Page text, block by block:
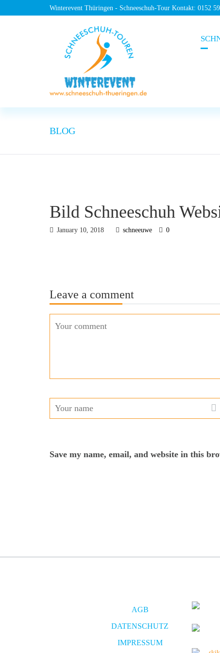
Winterevent Thüringen - Schneeschuh-Tour Kontakt: 0152
BLOG
Bild Schneeschuh
January 10, 2018 schneeuwe 0
Leave a comment
Save my name, email, and website in this
AGB
DATENSCHUTZ
IMPRESSUM